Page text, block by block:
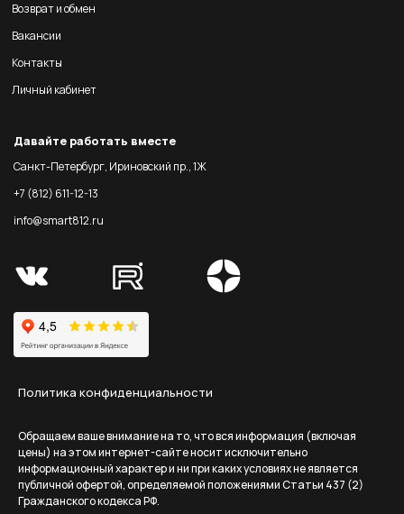
Возврат и обмен
Вакансии
Контакты
Личный кабинет
Давайте работать вместе
Санкт-Петербург, Ириновский пр., 1Ж
+7 (812) 611-12-13
info@smart812.ru
Политика конфиденциальности
Обращаем ваше внимание на то, что вся информация (включая
цены) на этом интернет-сайте носит исключительно
информационный характер и ни при каких условиях не является
публичной офертой, определяемой положениями Статьи 437 (2)
Гражданского кодекса РФ.